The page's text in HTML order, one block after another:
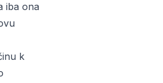
iba ona
k